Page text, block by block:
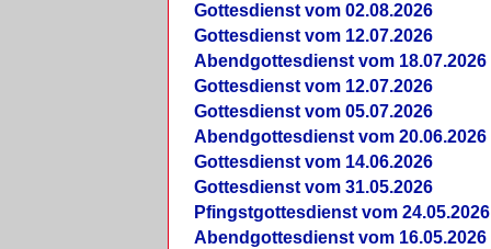
Gottesdienst vom 02.08.2026
Gottesdienst vom 12.07.2026
Abendgottesdienst vom 18.07.2026
Gottesdienst vom 12.07.2026
Gottesdienst vom 05.07.2026
Abendgottesdienst vom 20.06.2026
Gottesdienst vom 14.06.2026
Gottesdienst vom 31.05.2026
Pfingstgottesdienst vom 24.05.2026
Abendgottesdienst vom 16.05.2026